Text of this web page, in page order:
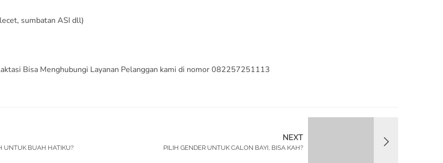
sumbatan ASI dll)
Bisa Menghubungi Layanan Pelanggan kami di nomor 082257251113
UNTUK BUAH HATIKU?
NEXT
PILIH GENDER UNTUK CALON BAYI, BISA KAH?